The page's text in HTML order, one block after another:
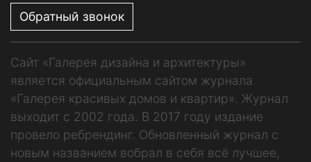
Обратный звонок
Сайт «Галерея дизайна и архитектуры»
является официальным сайтом журнала
«Галерея красивых домов и квартир». Журнал
выходит с 2002 года. В 2017 году издание
провело ребрендинг. Обновленный журнал с
новым названием вобрал в себя всё лучшее,